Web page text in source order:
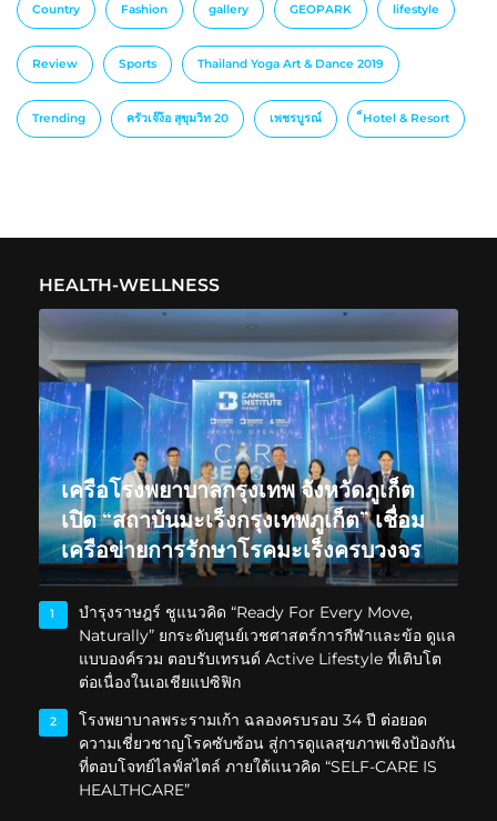
Country Fashion gallery GEOPARK lifestyle
Review Sports Thailand Yoga Art & Dance 2019
Trending ครัวเจ๊ง้อ สุขุมวิท 20 เพชรบูรณ์ ็Hotel & Resort
HEALTH-WELLNESS
เครือโรงพยาบาลกรุงเทพ จังหวัดภูเก็ต
เปิด “สถาบันมะเร็งกรุงเทพภูเก็ต” เชื่อม
เครือข่ายการรักษาโรคมะเร็งครบวงจร
1
บำรุงราษฎร์ ชูแนวคิด “Ready For Every Move,
Naturally” ยกระดับศูนย์เวชศาสตร์การกีฬาและข้อ ดูแล
แบบองค์รวม ตอบรับเทรนด์ Active Lifestyle ที่เติบโต
ต่อเนื่องในเอเชียแปซิฟิก
2
โรงพยาบาลพระรามเก้า ฉลองครบรอบ 34 ปี ต่อยอด
ความเชี่ยวชาญโรคซับซ้อน สู่การดูแลสุขภาพเชิงป้องกัน
ที่ตอบโจทย์ไลฟ์สไตล์ ภายใต้แนวคิด “SELF-CARE IS
HEALTHCARE”